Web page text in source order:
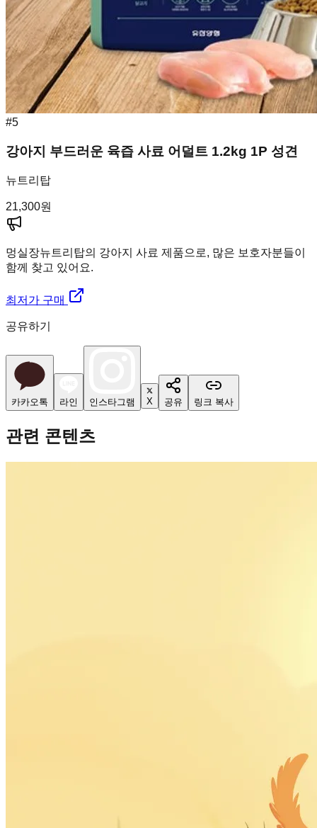
#5
강아지 부드러운 육즙 사료 어덜트 1.2kg 1P 성견
뉴트리탑
21,300원
멍실장뉴트리탑의 강아지 사료 제품으로, 많은 보호자분들이
함께 찾고 있어요.
최저가 구매
공유하기
카카오톡 라인 인스타그램 X 공유 링크 복사
관련 콘텐츠